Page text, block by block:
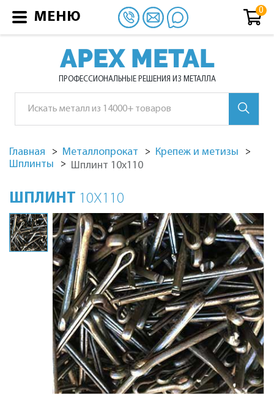
APEX METAL
ПРОФЕССИОНАЛЬНЫЕ РЕШЕНИЯ ИЗ МЕТАЛЛА
Главная Металлопрокат
Крепеж и метизы
Шплинты
Шплинт 10х110
ШПЛИНТ 10Х110
МЕНЮ